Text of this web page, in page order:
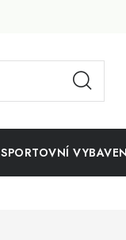
SPORTOVNÍ